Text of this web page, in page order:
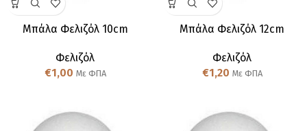
Μπάλα Φελιζόλ 10cm
Φελιζόλ
€1,00 Με ΦΠΑ
Μπάλα Φελιζόλ 12cm
Φελιζόλ
€1,20 Με ΦΠΑ